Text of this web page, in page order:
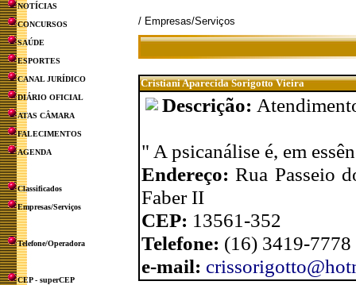
NOTÍCIAS
CONCURSOS
SAÚDE
ESPORTES
CANAL JURÍDICO
DIÁRIO OFICIAL
ATAS CÂMARA
FALECIMENTOS
AGENDA
Classificados
Empresas/Serviços
Telefone/Operadora
CEP - superCEP
/ Empresas/Serviços
Cristiani Aparecida Sorigotto Vieira
Descrição:
" A psicanálise é, em
Endereço:Rua Passeio
Faber II
CEP: 13561-352
Telefone: (16) 3419-
e-mail: